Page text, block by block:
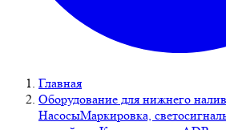
Главная
Оборудование для нижнего
НасосыМаркировка,